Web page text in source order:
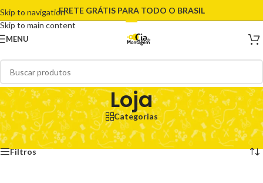
Skip to navigation
Skip to main content
FRETE GRÁTIS PARA TODO O BRASIL
MENU
Loja
Categorias
Início
/Loja/Página 3 Exibindo 25–36 de 8577 resultados
Filtros